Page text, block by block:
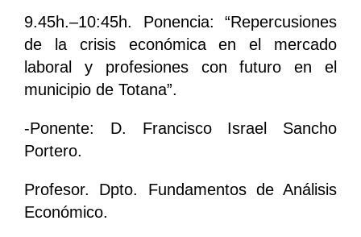
9.45h.–10:45h. Ponencia: “Repercusiones
de la crisis económica en el mercado
laboral y profesiones con futuro en el
municipio de Totana”.
-Ponente: D. Francisco Israel Sancho
Portero.
Profesor. Dpto. Fundamentos de Análisis
Económico.